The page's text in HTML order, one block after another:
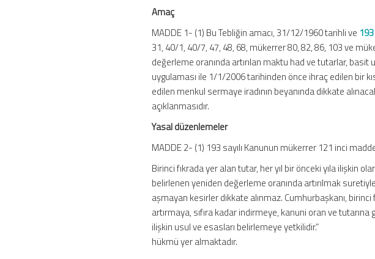
Amaç
MADDE 1- (1) Bu Tebliğin amacı, 31/12/1960 tarihli ve
31, 40/1, 40/7, 47, 48, 68, mükerrer 80, 82, 86, 103 ve
değerleme oranında artırılan maktu had ve tutarlar,
uygulaması ile 1/1/2006 tarihinden önce ihraç edilen bir
edilen menkul sermaye iradının beyanında dikkate
açıklanmasıdır.
Yasal düzenlemeler
MADDE 2- (1) 193 sayılı Kanunun mükerrer 121 inci
Birinci fıkrada yer alan tutar, her yıl bir önceki yıla ilişkin
belirlenen yeniden değerleme oranında artırılmak
aşmayan kesirler dikkate alınmaz. Cumhurbaşkanı, birinci
artırmaya, sıfıra kadar indirmeye, kanuni oran ve
ilişkin usul ve esasları belirlemeye yetkilidir.”
hükmü yer almaktadır.